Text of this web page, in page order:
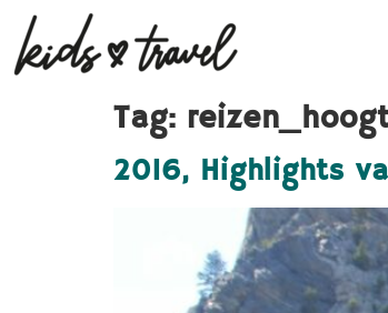
Tag:
2016, Highlights